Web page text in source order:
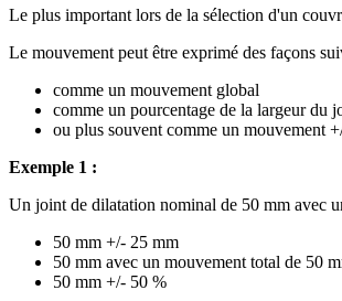
Le plus important lors de la sélection d'un
Le mouvement peut être exprimé des façons
comme un mouvement global
comme un pourcentage de la largeur du
ou plus souvent comme un mouvement
Exemple 1 :
Un joint de dilatation nominal de 50 mm avec
50 mm +/- 25 mm
50 mm avec un mouvement total de 50
50 mm +/- 50 %